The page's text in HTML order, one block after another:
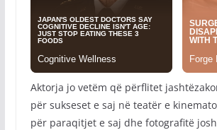
Aktorja jo vetëm që përflitet
për sukseset e saj në teatër e
për paraqitjet e saj dhe fotografitë